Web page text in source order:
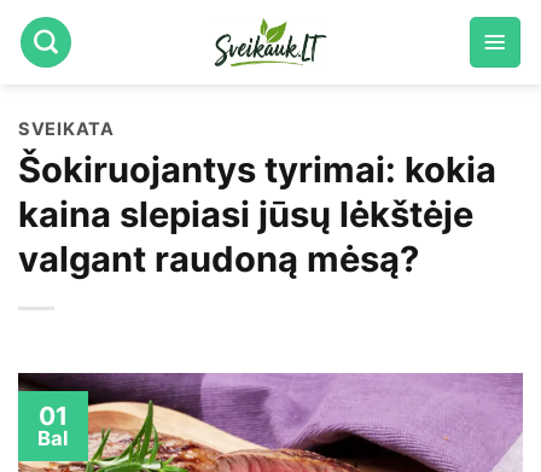
Skip
to
SVEIKATA
Šokiruojantys tyrimai: kokia
kaina slepiasi jūsų lėkštėje
valgant raudoną mėsą?
01
Bal